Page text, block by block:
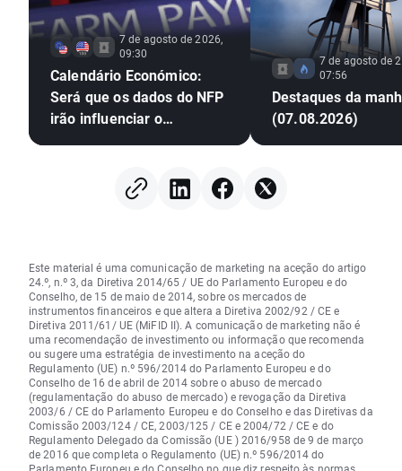
7 de agosto de 2026,
09:30
Calendário Económico:
Será que os dados do NFP
irão influenciar o
7 de agosto de
07:56
Destaques da
(07.08.2026)
Este material é uma comunicação de marketing na aceção do artigo
24.º, n.º 3, da Diretiva 2014/65 / UE do Parlamento Europeu e do
Conselho, de 15 de maio de 2014, sobre os mercados de
instrumentos financeiros e que altera a Diretiva 2002/92 / CE e
Diretiva 2011/61/ UE (MiFID II). A comunicação de marketing não é
uma recomendação de investimento ou informação que recomenda
ou sugere uma estratégia de investimento na aceção do
Regulamento (UE) n.º 596/2014 do Parlamento Europeu e do
Conselho de 16 de abril de 2014 sobre o abuso de mercado
(regulamentação do abuso de mercado) e revogação da Diretiva
2003/6 / CE do Parlamento Europeu e do Conselho e das Diretivas da
Comissão 2003/124 / CE, 2003/125 / CE e 2004/72 / CE e do
Regulamento Delegado da Comissão (UE ) 2016/958 de 9 de março
de 2016 que completa o Regulamento (UE) n.º 596/2014 do